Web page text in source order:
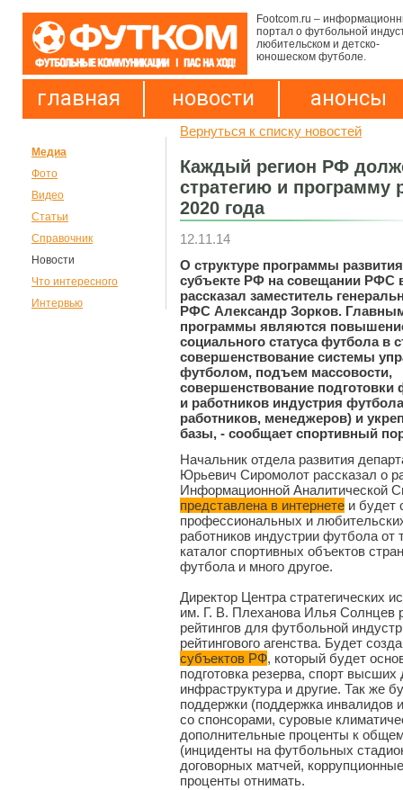
Footcom.ru –
портал о футбольной
любительском и детско-
юношеском футболе.
главная новости анонсы
Медиа
Фото
Видео
Статьи
Справочник
Новости
Что интересного
Интервью
Вернуться к списку новостей
Каждый регион РФ
стратегию и программу
2020 года
12.11.14
О структуре программы
субъекте РФ на совещании РФС
рассказал заместитель
РФС Александр Зорков.
программы являются
социального статуса футбола в
совершенствование системы
футболом, подъем массовости,
совершенствование подготовки
и работников индустрия
работников, менеджеров) и
базы, - сообщает спортивный
Начальник отдела развития
Юрьевич Сиромолот рассказал о
Информационной Аналитической
представлена в интернете и будет
профессиональных и
работников индустрии футбола от
каталог спортивных объектов
футбола и много другое.
Директор Центра стратегических
им. Г. В. Плеханова Илья Солнцев
рейтингов для футбольной
рейтингового агенства. Будет
субъектов РФ, который будет
подготовка резерва, спорт
инфраструктура и другие. Так же
поддержки (поддержка инвалидов
со спонсорами, суровые
дополнительные проценты к
(инциденты на футбольных
договорных матчей,
проценты отнимать.